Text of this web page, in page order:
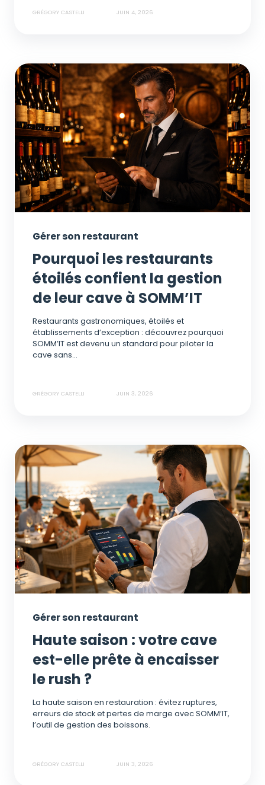
GRÉGORY CASTELLI JUIN 4, 2026
Gérer son restaurant
Pourquoi les restaurants
étoilés confient la gestion
de leur cave à SOMM’IT
Restaurants gastronomiques, étoilés et
établissements d’exception : découvrez pourquoi
SOMM’IT est devenu un standard pour piloter la
cave sans...
GRÉGORY CASTELLI JUIN 3, 2026
Gérer son restaurant
Haute saison : votre cave
est-elle prête à encaisser
le rush ?
La haute saison en restauration : évitez ruptures,
erreurs de stock et pertes de marge avec SOMM’IT,
l’outil de gestion des boissons.
GRÉGORY CASTELLI JUIN 3, 2026